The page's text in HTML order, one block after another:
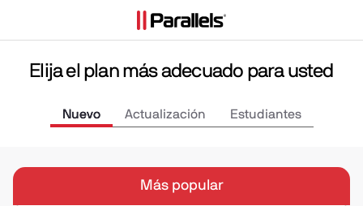
Elija el plan más adecuado para usted
Nuevo Actualización Estudiantes
Más popular